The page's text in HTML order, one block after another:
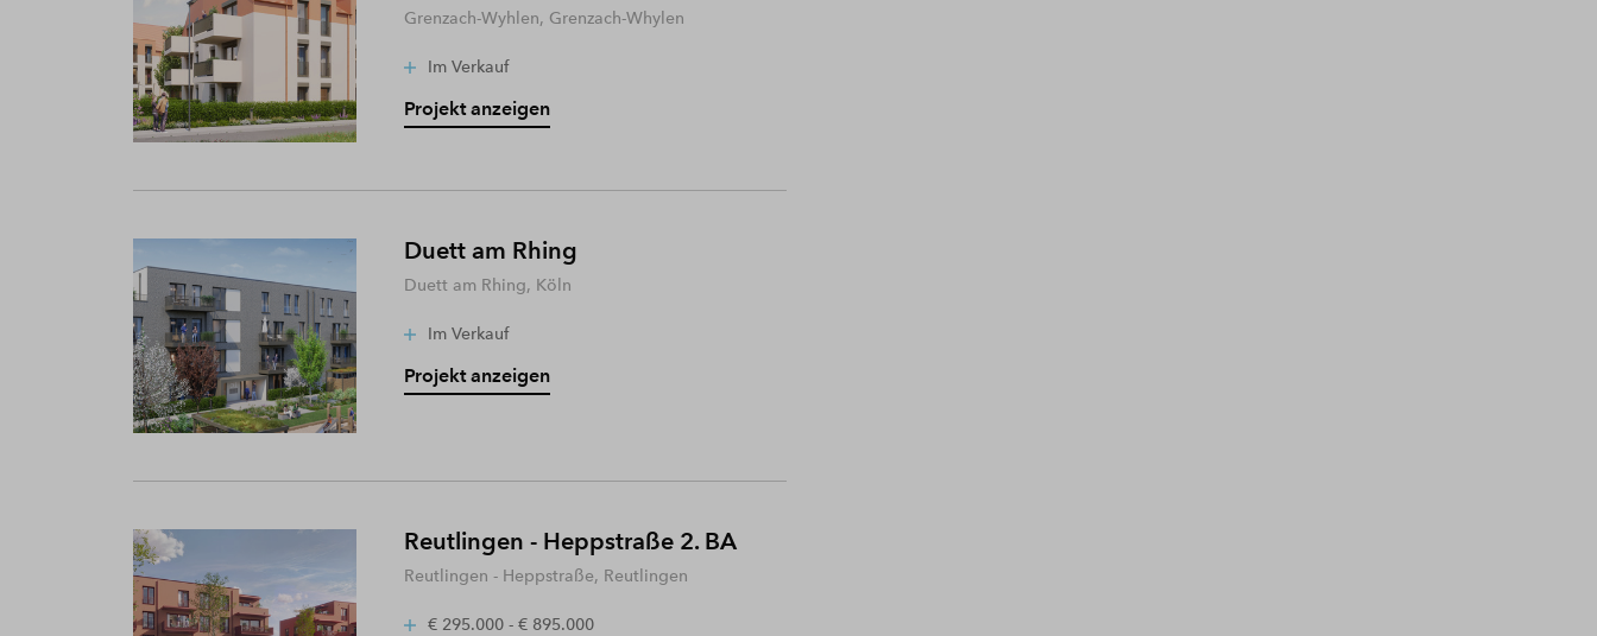
Grenzach-Wyhlen, Grenzach-Whylen
Im Verkauf
Projekt anzeigen
Duett am Rhing
Duett am Rhing, Köln
Im Verkauf
Projekt anzeigen
Reutlingen - Heppstraße 2. BA
Reutlingen - Heppstraße, Reutlingen
€ 295.000 - € 895.000